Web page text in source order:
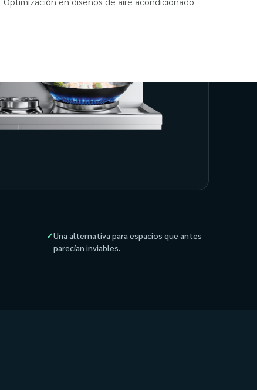
✓Una alternativa para espacios que antes
parecían inviables.